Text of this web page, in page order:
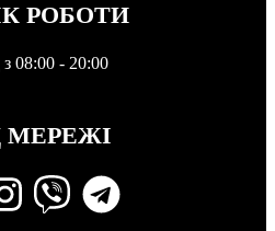
РОБОТИ
08:00 - 20:00
МЕРЕЖІ